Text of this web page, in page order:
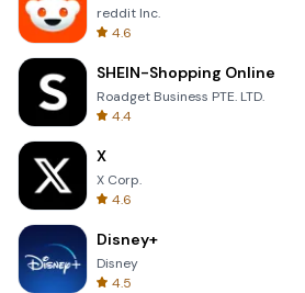
reddit Inc.
4.6
SHEIN-Shopping Online
Roadget Business PTE. LTD.
4.4
X
X Corp.
4.6
Disney+
Disney
4.5